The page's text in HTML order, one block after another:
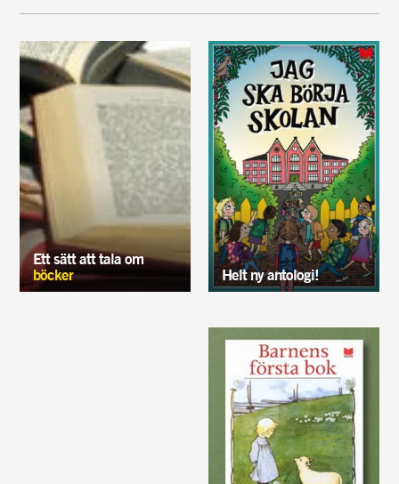
Ett sätt att tala om
böcker
Helt ny antologi!